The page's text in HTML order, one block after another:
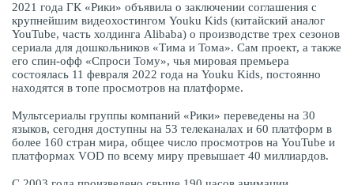
2021 года ГК «Рики» объявила о заключении соглашения с
крупнейшим видеохостингом Youku Kids (китайский аналог
YouTube, часть холдинга Alibaba) о производстве трех сезонов
сериала для дошкольников «Тима и Тома». Сам проект, а также
его спин-офф «Спроси Тому», чья мировая премьера
состоялась 11 февраля 2022 года на Youku Kids, постоянно
находятся в топе просмотров на платформе.
Мультсериалы группы компаний «Рики» переведены на 30
языков, сегодня доступны на 53 телеканалах и 60 платформ в
более 160 стран мира, общее число просмотров на YouTube и
платформах VOD по всему миру превышает 40 миллиардов.